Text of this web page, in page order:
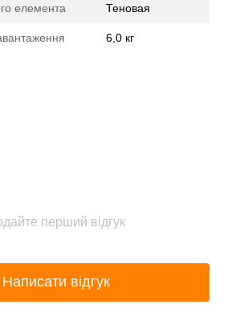
елемента Теновая
6,0 кг
перший відгук
Написати відгук